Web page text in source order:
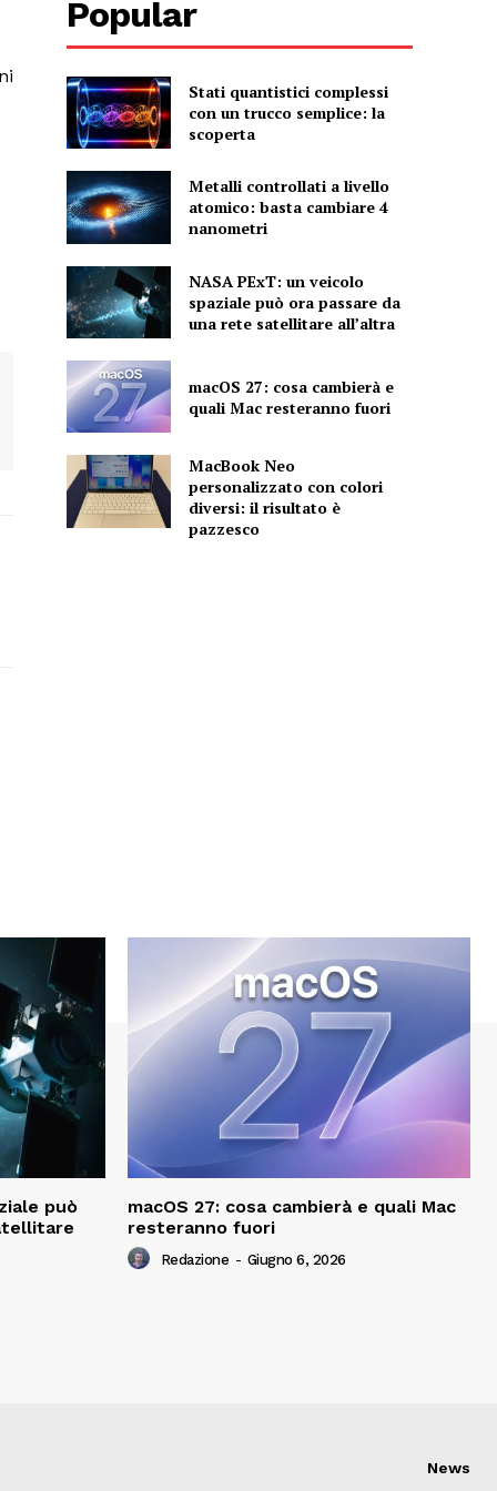
Popular
Stati quantistici complessi
con un trucco semplice: la
scoperta
Metalli controllati a livello
atomico: basta cambiare 4
nanometri
NASA PExT: un veicolo
spaziale può ora passare da
una rete satellitare all’altra
macOS 27: cosa cambierà e
quali Mac resteranno fuori
MacBook Neo
personalizzato con colori
diversi: il risultato è
pazzesco
può
macOS 27: cosa cambierà e quali Mac
resteranno fuori
Redazione - Giugno 6, 2026
News